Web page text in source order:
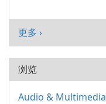
更多 ›
浏览
Audio & Multimedia